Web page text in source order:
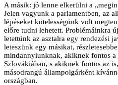
A másik: jó lenne elkerülni a
Jelen vagyunk a parlamentben, az
lépéseket kötelességünk volt
előre tudni lehetett. Problémáinkra
letettünk az asztalra egy rendezési
leteszünk egy másikat,
mindannyiunknak, akiknek fontos a
Szlovákiában, s akiknek fontos az
másodrangú állampolgárként
országban.